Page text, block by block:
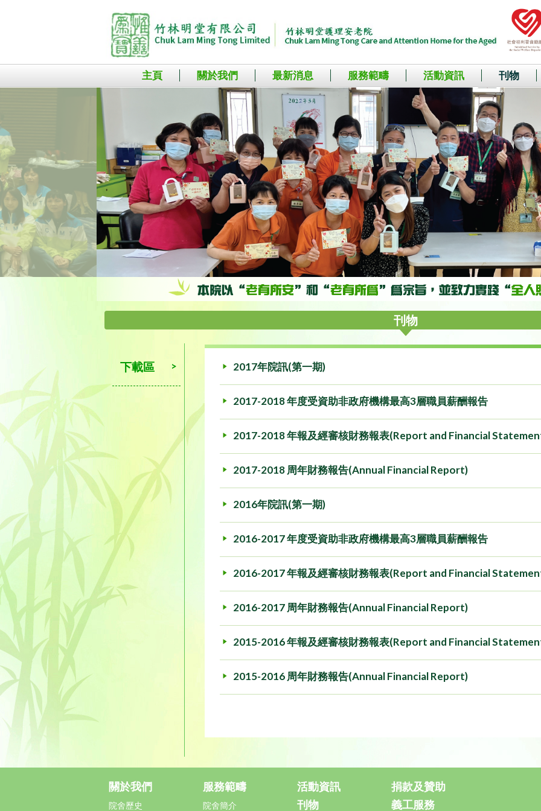
主頁 關於我們 最新消息 服務範疇 活動資訊 刊物
刊物
下載區 2017年院訊(第一期)
2017-2018 年度受資助非政府機構最高3層職員薪酬報告
2017-2018 年報及經審核財務報表(Report and Financial
2017-2018 周年財務報告(Annual Financial Report)
2016年院訊(第一期)
2016-2017 年度受資助非政府機構最高3層職員薪酬報告
2016-2017 年報及經審核財務報表(Report and Financial
2016-2017 周年財務報告(Annual Financial Report)
2015-2016 年報及經審核財務報表(Report and Financial
2015-2016 周年財務報告(Annual Financial Report)
關於我們
院舍歷史
服務範疇
院舍簡介
活動資訊
刊物
捐款及贊助
義工服務